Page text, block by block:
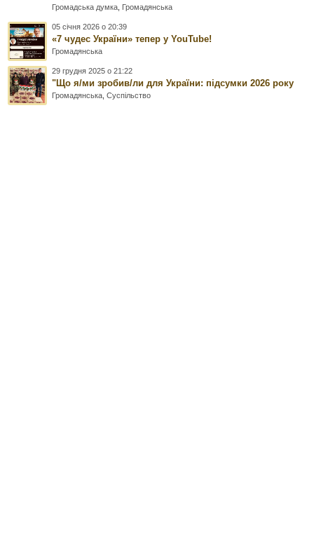
Громадська думка Громадянська
05 січня 2026 о 20:39
«7 чудес України» тепер у YouTube!
Громадянська
29 грудня 2025 о 21:22
"Що я/ми зробив/ли для України: підсумки 2026 року
Громадянська ,Суспільство